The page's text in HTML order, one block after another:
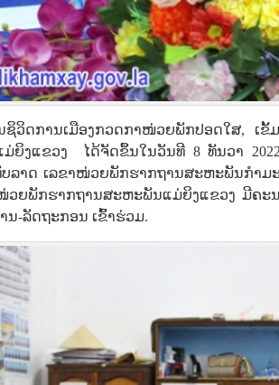
ຊິວິດການເມືອງກວດກາໜ່ວຍພັກປອດໃສ,
ຍິງແຂວງ ໄດ້ຈັດຂຶ້ນໃນວັນທີ 8 ທັນວາ
ລາດ ເລຂາໜ່ວຍພັກຮາກຖານສະຫະພັນກຳ
ວຍພັກຮາກຖານສະຫະພັນແມ່ຍິງແຂວງ ມີຄ
ນ-ລັດຖະກອນ ເຂົ້າຮ່ວມ.